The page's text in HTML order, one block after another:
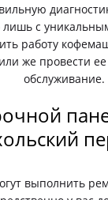
лишь с
работу
же провести
обслуживание.
выполнить